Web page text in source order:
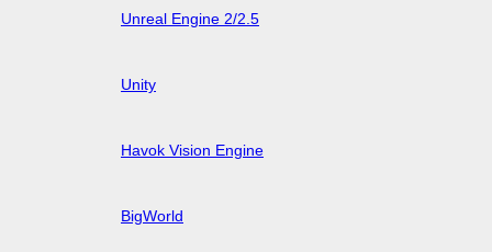
Unreal Engine 2/2.5
Unity
Havok Vision Engine
BigWorld